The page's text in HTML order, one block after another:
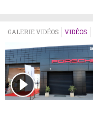
GALERIE VIDÉOS VIDÉOS